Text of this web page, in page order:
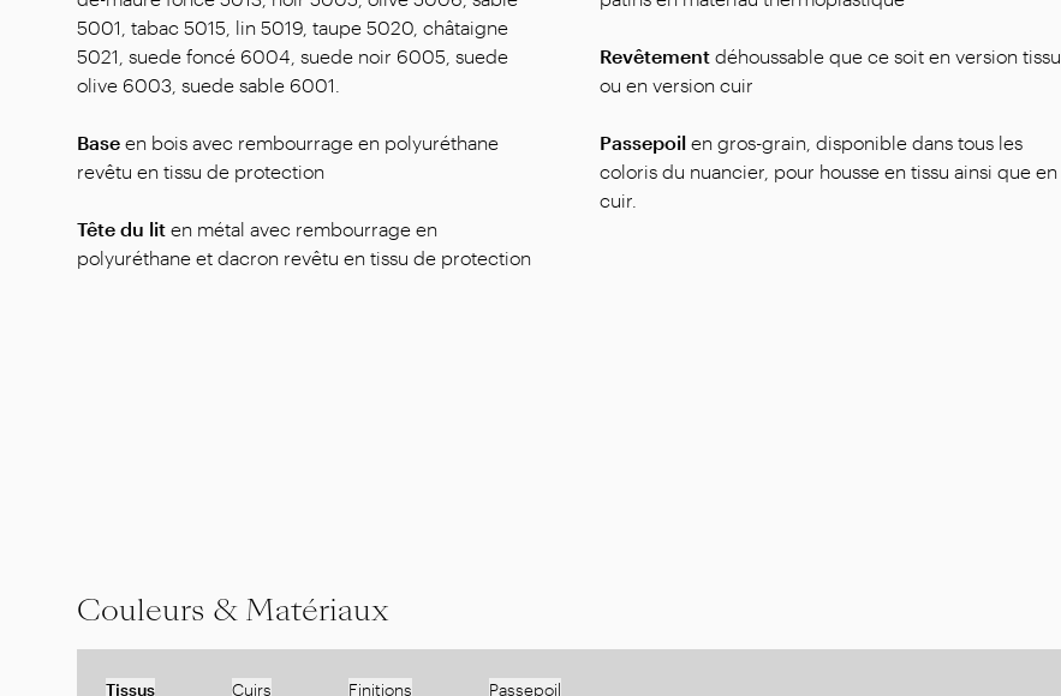
5001, tabac 5015, lin 5019, taupe 5020, châtaigne
5021, suede foncé 6004, suede noir 6005, suede
olive 6003, suede sable 6001.
Base en bois avec rembourrage en polyuréthane
revêtu en tissu de protection
Tête du lit en métal avec rembourrage en
polyuréthane et dacron revêtu en tissu de protection
Revêtement déhoussable que ce soit en version tissu
ou en version cuir
Passepoil en gros-grain, disponible dans tous les
coloris du nuancier, pour housse en tissu ainsi que en
cuir.
Couleurs & Matériaux
Tissus Cuirs Finitions Passepoil